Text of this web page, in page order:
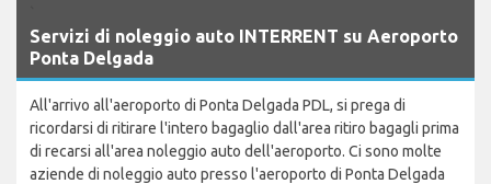
Servizi di noleggio auto INTERRENT su Aeroporto
Ponta Delgada
All'arrivo all'aeroporto di Ponta Delgada PDL, si prega di
ricordarsi di ritirare l'intero bagaglio dall'area ritiro bagagli prima
di recarsi all'area noleggio auto dell'aeroporto. Ci sono molte
aziende di noleggio auto presso l'aeroporto di Ponta Delgada